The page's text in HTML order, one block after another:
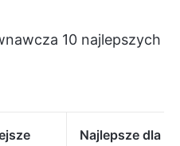
10 najlepszych
Najlepsze dla